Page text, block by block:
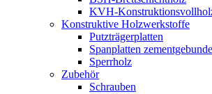
KVH-
Konstruktive Holzwerkstoffe
Putzträgerplatten
Spanplatten
Sperrholz
Zubehör
Schrauben